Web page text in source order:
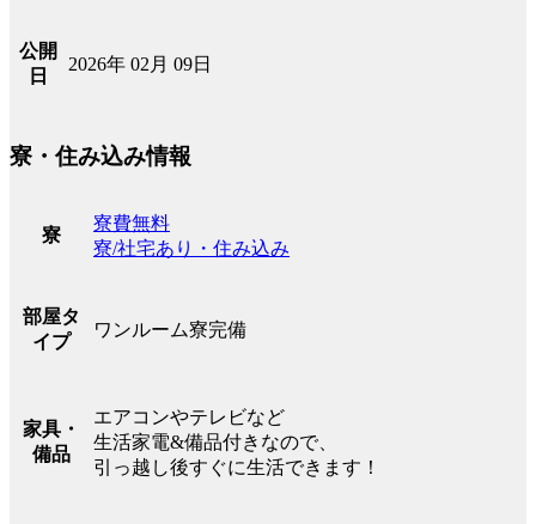
公開
日
2026年 02月 09日
寮・住み込み情報
寮
寮費無料
寮/社宅あり・住み込み
部屋タ
イプ
ワンルーム寮完備
家具・
備品
エアコンやテレビなど
生活家電&備品付きなので、
引っ越し後すぐに生活できます！